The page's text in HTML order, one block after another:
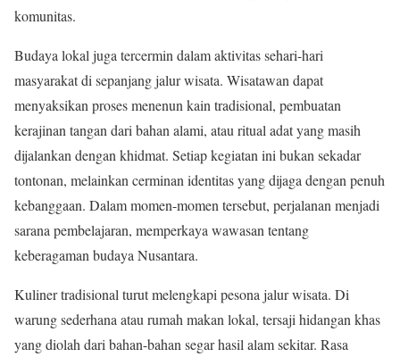
komunitas.
Budaya lokal juga tercermin dalam aktivitas sehari-hari
masyarakat di sepanjang jalur wisata. Wisatawan dapat
menyaksikan proses menenun kain tradisional, pembuatan
kerajinan tangan dari bahan alami, atau ritual adat yang masih
dijalankan dengan khidmat. Setiap kegiatan ini bukan sekadar
tontonan, melainkan cerminan identitas yang dijaga dengan penuh
kebanggaan. Dalam momen-momen tersebut, perjalanan menjadi
sarana pembelajaran, memperkaya wawasan tentang
keberagaman budaya Nusantara.
Kuliner tradisional turut melengkapi pesona jalur wisata. Di
warung sederhana atau rumah makan lokal, tersaji hidangan khas
yang diolah dari bahan-bahan segar hasil alam sekitar. Rasa